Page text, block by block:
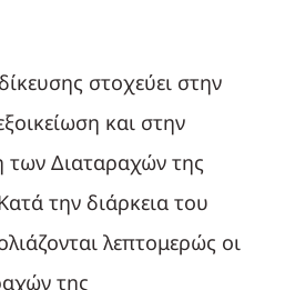
στοχεύει στην
και στην
των Διαταραχών της
την διάρκεια του
λεπτομερώς οι
της